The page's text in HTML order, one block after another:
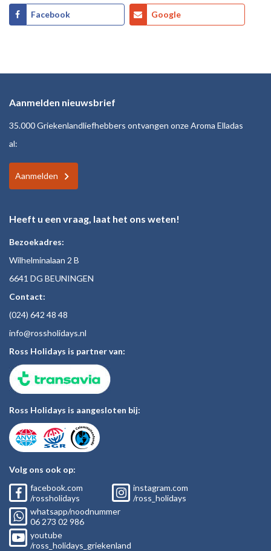
Facebook Google
Aanmelden nieuwsbrief
35.000 Griekenlandliefhebbers ontvangen onze Aroma Elladas
al:
Aanmelden
Heeft u een vraag, laat het ons weten!
Bezoekadres:
Wilhelminalaan 2 B
6641 DG BEUNINGEN
Contact:
(024) 642 48 48
info@rossholidays.nl
Ross Holidays is partner van:
Ross Holidays is aangesloten bij:
Volg ons ook op:
facebook.com
/rossholidays
instagram.com
/ross_holidays
whatsapp/noodnummer
06 273 02 986
youtube
/ross_holidays_griekenland